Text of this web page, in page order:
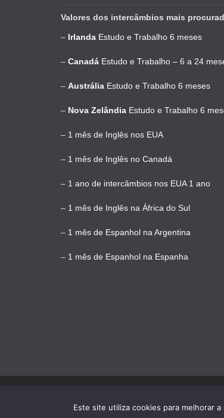
Valores dos intercâmbios mais
– Irlanda Estudo e Trabalho 6 meses
– Canadá Estudo e Trabalho – 6 a 24
– Austrália Estudo e Trabalho 6 meses
– Nova Zelândia Estudo e Trabalho 6
– 1 mês de Inglês nos EUA
– 1 mês de Inglês no Canadá
– 1 ano de intercâmbios nos EUA 1 ano
– 1 mês de Inglês na África do Sul
– 1 mês de Espanhol na Argentina
– 1 mês de Espanhol na Espanha
Este site utiliza cookies para melhorar